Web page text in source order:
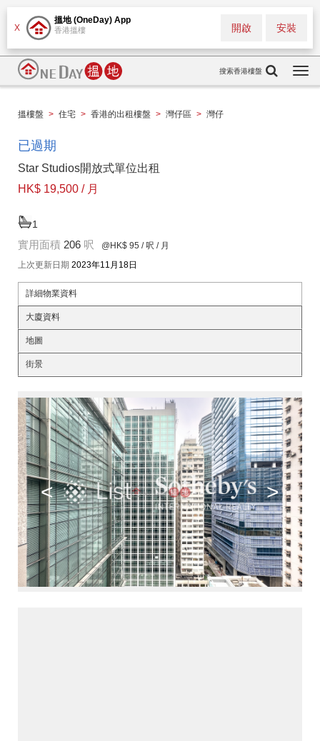
X
搵地 (OneDay) App
香港搵樓 安裝
開啟
搜索香港樓盤
搵樓盤 > 住宅 > 香港的出租樓盤 > 灣仔區 > 灣仔
已過期
Star Studios開放式單位出租
HK$ 19,500 / 月
1
實用面積 206 呎 @HK$ 95 / 呎 / 月
上次更新日期 2023年11月18日
詳細物業資料
大廈資料
地圖
街景
< >